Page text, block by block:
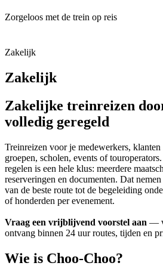
Zorgeloos met de trein op reis
Zakelijk
Zakelijk
Zakelijke treinreizen
volledig geregeld
Treinreizen voor je medewerkers,
groepen, scholen, events of
regelen is een hele klus: meerdere
reserveringen en documenten. Dat
van de beste route tot de begeleiding
of honderden per evenement.
Vraag een vrijblijvend voorstel aan —
ontvang binnen 24 uur routes, tijden en
Wie is Choo-Choo?